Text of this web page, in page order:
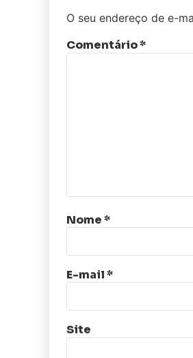
O seu endereço de e-
Comentário*
Nome*
E-mail*
Site